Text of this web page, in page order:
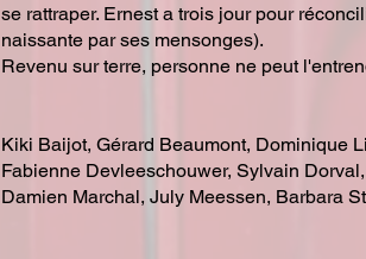
se rattraper. Ernest a trois jour pour
naissante par ses mensonges).
Revenu sur terre, personne ne peut
Kiki Baijot, Gérard Beaumont, Dominique
Fabienne Devleeschouwer, Sylvain
Damien Marchal, July Meessen, Barbara